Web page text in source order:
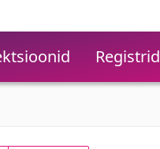
Registrid